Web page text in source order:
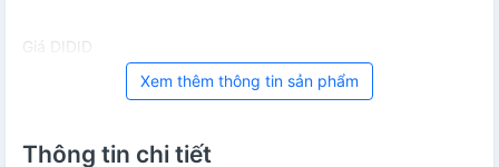
Giá DIDID
Xem thêm thông tin sản phẩm
Thông tin chi tiết